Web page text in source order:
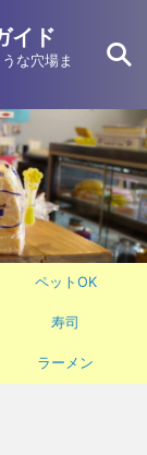
イド
な穴場ま
ペットOK
寿司
ラーメン